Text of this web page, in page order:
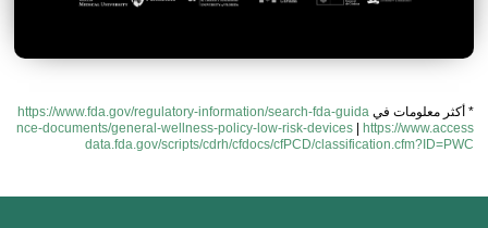
* أكثر معلومات فيhttps://www.fda.gov/regulatory-information/search-fda-guida
nce-documents/general-wellness-policy-low-risk-devices|
https://www.access
data.fda.gov/scripts/cdrh/cfdocs/cfPCD/classification.cfm?ID=PWC